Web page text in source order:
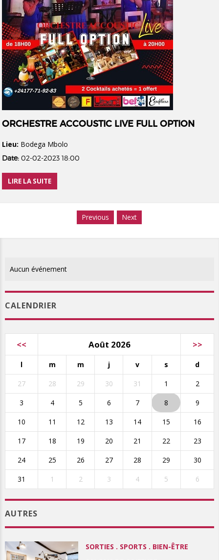
ORCHESTRE ACCOUSTIC LIVE FULL OPTION
Lieu: Bodega Mbolo
Date: 02-02-2023 18:00
LIRE LA SUITE
Previous Next
Aucun événement
CALENDRIER
<< Août 2026 >>
l m m j v s d
27 28 29 30 31 1 2
3 4 5 6 7 8 9
10 11 12 13 14 15 16
17 18 19 20 21 22 23
24 25 26 27 28 29 30
31 1 2 3 4 5 6
AUTRES
SORTIES . SPORTS . BIEN-ÊTRE